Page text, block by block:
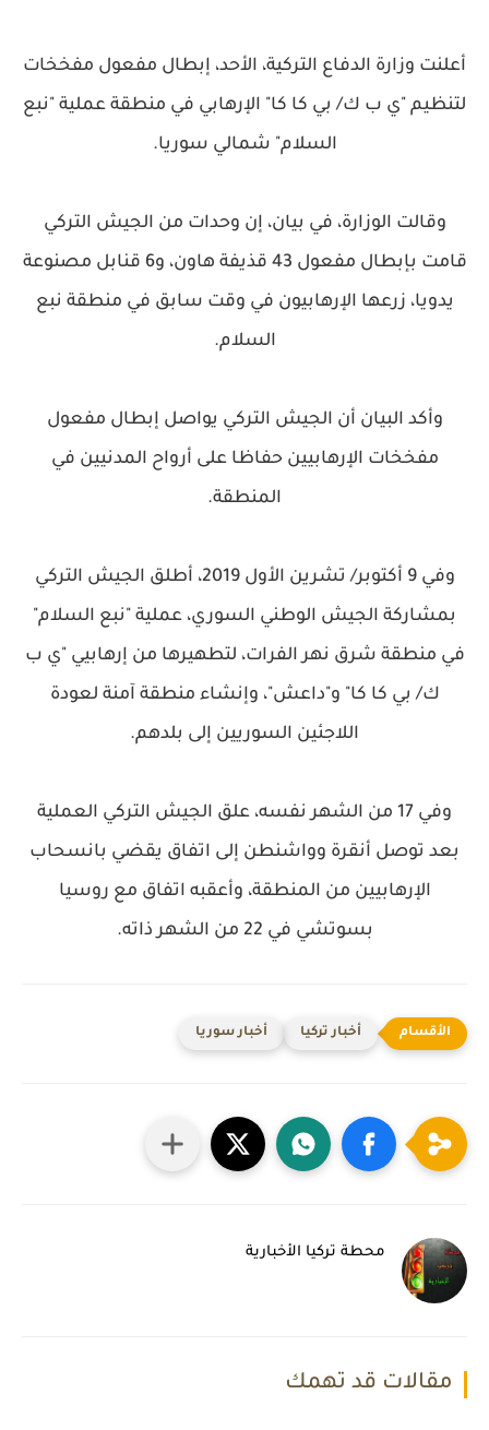
أعلنت وزارة الدفاع التركية، الأحد، إبطال مفعول مفخخات
لتنظيم "ي ب ك/ بي كا كا" الإرهابي في منطقة عملية "نبع
السلام" شمالي سوريا.
وقالت الوزارة، في بيان، إن وحدات من الجيش التركي
قامت بإبطال مفعول 43 قذيفة هاون، و6 قنابل مصنوعة
يدويا، زرعها الإرهابيون في وقت سابق في منطقة نبع
السلام.
وأكد البيان أن الجيش التركي يواصل إبطال مفعول
مفخخات الإرهابيين حفاظا على أرواح المدنيين في
المنطقة.
وفي 9 أكتوبر/ تشرين الأول 2019، أطلق الجيش التركي
بمشاركة الجيش الوطني السوري، عملية "نبع السلام"
في منطقة شرق نهر الفرات، لتطهيرها من إرهابيي "ي ب
ك/ بي كا كا" و"داعش"، وإنشاء منطقة آمنة لعودة
اللاجئين السوريين إلى بلدهم.
وفي 17 من الشهر نفسه، علق الجيش التركي العملية
بعد توصل أنقرة وواشنطن إلى اتفاق يقضي بانسحاب
الإرهابيين من المنطقة، وأعقبه اتفاق مع روسيا
بسوتشي في 22 من الشهر ذاته.
أخبار تركيا أخبار سوريا
محطة تركيا الأخبارية
مقالات قد تهمك